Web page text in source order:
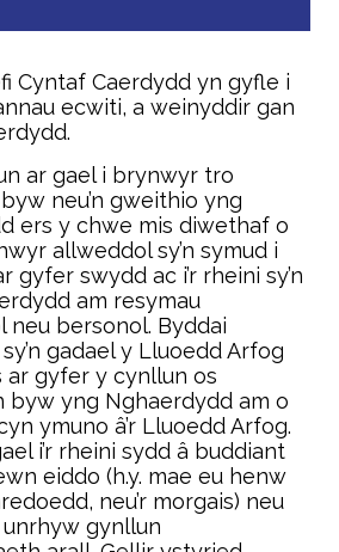
Cyntaf Caerdydd yn gyfle i
ecwiti, a weinyddir gan
ar gael i brynwyr tro
neu’n gweithio yng
ers y chwe mis diwethaf o
allweddol sy’n symud i
gyfer swydd ac i’r rheini sy’n
am resymau
neu bersonol. Byddai
gadael y Lluoedd Arfog
ar gyfer y cynllun os
byw yng Nghaerdydd am o
ymuno â’r Lluoedd Arfog.
i’r rheini sydd â buddiant
eiddo (h.y. mae eu henw
neu’r morgais) neu
unrhyw gynllun